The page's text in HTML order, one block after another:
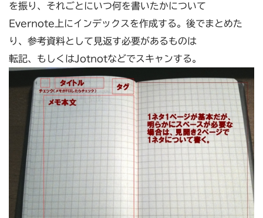
を振り、それごとにいつ何を書いたかについて
Evernote上にインデックスを作成する。後でまとめた
り、参考資料として見返す必要があるものは
転記、もしくはJotnotなどでスキャンする。